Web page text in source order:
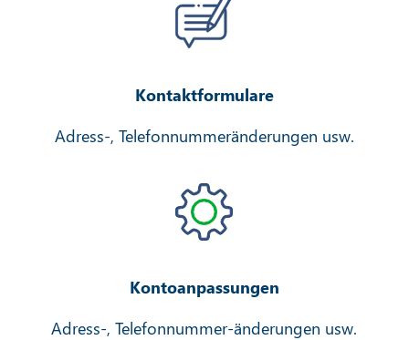
Kontaktformulare
Adress-, Telefonnummeränderungen usw.
Kontoanpassungen
Adress-, Telefonnummer-änderungen usw.